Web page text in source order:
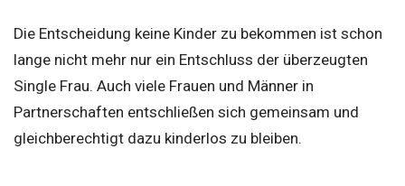
Die Entscheidung keine Kinder zu bekommen ist schon
lange nicht mehr nur ein Entschluss der überzeugten
Single Frau. Auch viele Frauen und Männer in
Partnerschaften entschließen sich gemeinsam und
gleichberechtigt dazu kinderlos zu bleiben.